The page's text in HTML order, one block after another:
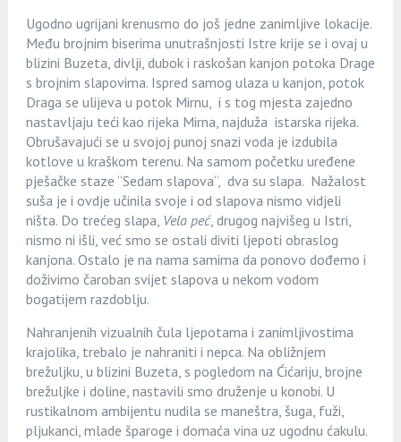
Ugodno ugrijani krenusmo do još jedne zanimljive lokacije.
Među brojnim biserima unutrašnjosti Istre krije se i ovaj u
blizini Buzeta, divlji, dubok i raskošan kanjon potoka Drage
s brojnim slapovima. Ispred samog ulaza u kanjon, potok
Draga se ulijeva u potok Mirnu, i s tog mjesta zajedno
nastavljaju teći kao rijeka Mirna, najduža istarska rijeka.
Obrušavajući se u svojoj punoj snazi voda je izdubila
kotlove u kraškom terenu. Na samom početku uređene
pješačke staze “Sedam slapova“, dva su slapa. Nažalost
suša je i ovdje učinila svoje i od slapova nismo vidjeli
ništa. Do trećeg slapa, Vela peć, drugog najvišeg u Istri,
nismo ni išli, već smo se ostali diviti ljepoti obraslog
kanjona. Ostalo je na nama samima da ponovo dođemo i
doživimo čaroban svijet slapova u nekom vodom
bogatijem razdoblju.
Nahranjenih vizualnih čula ljepotama i zanimljivostima
krajolika, trebalo je nahraniti i nepca. Na obližnjem
brežuljku, u blizini Buzeta, s pogledom na Ćićariju, brojne
brežuljke i doline, nastavili smo druženje u konobi. U
rustikalnom ambijentu nudila se maneštra, šuga, fuži,
pljukanci, mlade šparoge i domaća vina uz ugodnu ćakulu.